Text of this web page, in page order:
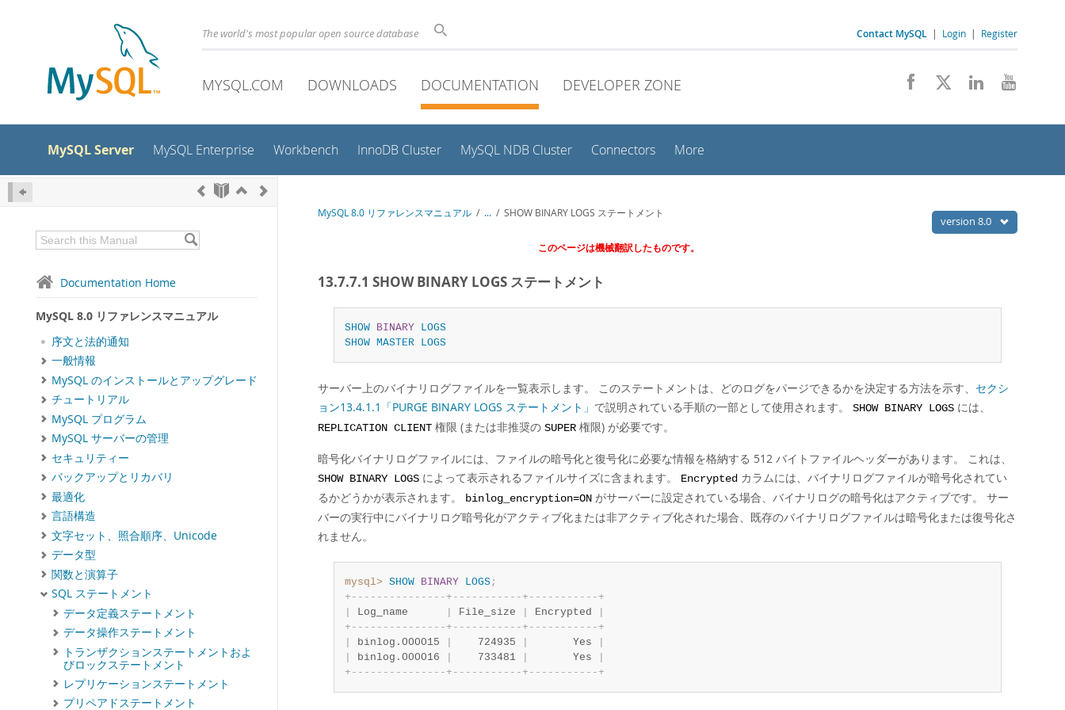
The world's most popular open source database Contact MySQL | Login | Register
MYSQL.COM DOWNLOADS DOCUMENTATION DEVELOPER ZONE
MySQL Server MySQL Enterprise Workbench InnoDB Cluster MySQL NDB Cluster Connectors More
Documentation Home
MySQL 8.0 リファレンスマニュアル
序文と法的通知
一般情報
MySQL のインストールとアップグレード
チュートリアル
MySQL プログラム
MySQL サーバーの管理
セキュリティー
バックアップとリカバリ
最適化
言語構造
文字セット、照合順序、Unicode
データ型
関数と演算子
SQL ステートメント
データ定義ステートメント
データ操作ステートメント
トランザクションステートメントおよ
びロックステートメント
レプリケーションステートメント
プリペアドステートメント
version 8.0
MySQL 8.0 リファレンスマニュアル / ... / SHOW BINARY LOGS ステートメント
このページは機械翻訳したものです。
13.7.7.1 SHOW BINARY LOGS ステートメント
SHOW BINARY
LOGS
SHOW MASTER LOGS
サーバー上のバイナリログファイルを一覧表示します。 このステートメントは、どのログをパージできるかを決定する方法を示す、 セクシ
ョン13.4.1.1「PURGE BINARY LOGS ステートメント」 で説明されている手順の一部として使用されます。 SHOW BINARY LOGS には、
REPLICATION CLIENT 権限 (または非推奨の SUPER 権限) が必要です。
暗号化バイナリログファイルには、ファイルの暗号化と復号化に必要な情報を格納する 512 バイトファイルヘッダーがあります。 これは、
SHOW BINARY LOGS によって表示されるファイルサイズに含まれます。 Encrypted カラムには、バイナリログファイルが暗号化されてい
るかどうかが表示されます。
binlog_encryption=ON がサーバーに設定されている場合、バイナリログの暗号化はアクティブです。 サー
バーの実行中にバイナリログ暗号化がアクティブ化または非アクティブ化された場合、既存のバイナリログファイルは暗号化または復号化さ
れません。
mysql> SHOW BINARY LOGS;
+ - - - - - - - - - - - - - - - + - - - - - - - - - - - + - - - - - - - - - - - +
Log_name File_size Encrypted
+ - - - - - - - - - - - - - - - + - - - - - - - - - - - + - - - - - - - - - - - +
binlog.000015
    724935
       Yes
binlog.000016
    733481
       Yes
+ - - - - - - - - - - - - - - - + - - - - - - - - - - - + - - - - - - - - - - - +